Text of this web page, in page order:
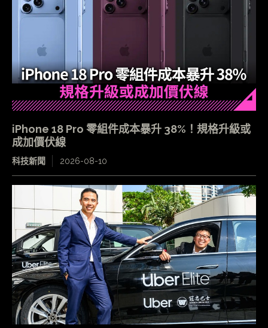
iPhone 18 Pro 零組件成本暴升 38%！規格升級或
成加價伏線
科技新聞 2026-08-10